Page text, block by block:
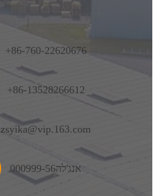
+86-760-22620676
+86-13528266612
zsyika@vip.163.com
אנג'לה000999-56